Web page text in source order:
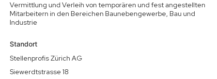
Vermittlung und Verleih von temporären und fest angestellten
Mitarbeitern in den Bereichen Baunebengewerbe, Bau und
Industrie
Standort
Stellenprofis Zürich AG
Siewerdtstrasse 18